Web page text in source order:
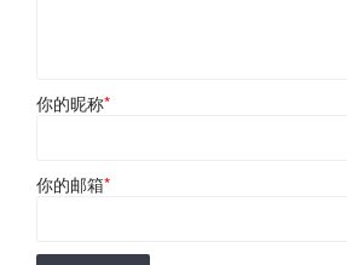
你的昵称*
你的邮箱*